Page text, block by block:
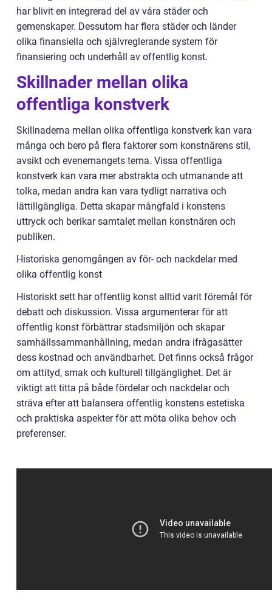
har blivit en integrerad del av våra städer och
gemenskaper. Dessutom har flera städer och länder
olika finansiella och självreglerande system för
finansiering och underhåll av offentlig konst.
Skillnader mellan olika
offentliga konstverk
Skillnaderna mellan olika offentliga konstverk kan vara
många och bero på flera faktorer som konstnärens stil,
avsikt och evenemangets tema. Vissa offentliga
konstverk kan vara mer abstrakta och utmanande att
tolka, medan andra kan vara tydligt narrativa och
lättillgängliga. Detta skapar mångfald i konstens
uttryck och berikar samtalet mellan konstnären och
publiken.
Historiska genomgången av för- och nackdelar med
olika offentlig konst
Historiskt sett har offentlig konst alltid varit föremål för
debatt och diskussion. Vissa argumenterar för att
offentlig konst förbättrar stadsmiljön och skapar
samhällssammanhållning, medan andra ifrågasätter
dess kostnad och användbarhet. Det finns också frågor
om attityd, smak och kulturell tillgänglighet. Det är
viktigt att titta på både fördelar och nackdelar och
sträva efter att balansera offentlig konstens estetiska
och praktiska aspekter för att möta olika behov och
preferenser.